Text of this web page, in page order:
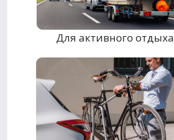
Для активного отдыха